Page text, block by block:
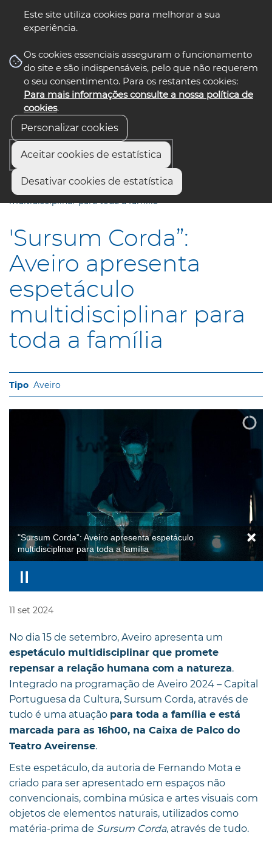
Este site utiliza cookies para melhorar a sua
experiência.
Os cookies essenciais asseguram o funcionamento
do site e são indispensáveis, pelo que não requerem
o seu consentimento. Para os restantes cookies:
Para mais informações consulte a nossa política de
cookies.
Personalizar cookies
Aceitar cookies de estatística
Desativar cookies de estatística
nos select language
Início
"Sursum Corda”: Aveiro apresenta espetáculo
multidisciplinar para toda a família
'Sursum Corda”:
Aveiro apresenta
espetáculo
multidisciplinar para
toda a família
Aveiro
"Sursum Corda”: Aveiro apresenta espetáculo
multidisciplinar para toda a família
11 set 2024
No dia 15 de setembro, Aveiro apresenta um
espetáculo multidisciplinar que promete
repensar a relação humana com a natureza.
Integrado na programação de Aveiro 2024 – Capital
Portuguesa da Cultura, Sursum Corda, através de
tudo é uma atuação para toda a família e está
marcada para as 16h00, na Caixa de Palco do
Teatro Aveirense.
Este espetáculo, da autoria de Fernando Mota e
criado para ser apresentado em espaços não
convencionais, combina música e artes visuais com
objetos de elementos naturais, utilizados como
matéria-prima de Sursum Corda, através de tudo.